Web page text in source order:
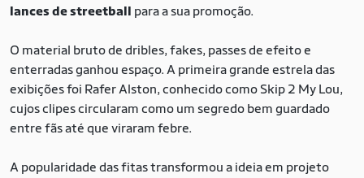
lances de streetball para a sua promoção.
O material bruto de dribles, fakes, passes de efeito e
enterradas ganhou espaço. A primeira grande estrela das
exibições foi Rafer Alston, conhecido como Skip 2 My Lou,
cujos clipes circularam como um segredo bem guardado
entre fãs até que viraram febre.
A popularidade das fitas transformou a ideia em projeto